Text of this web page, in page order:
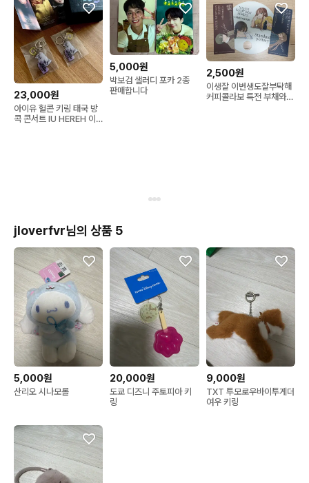
23,000원
아이유 헐콘 키링 태국 방
콕 콘서트 IU HEREH 이
5,000원
박보검 샐러디 포카 2종
판매합니다
2,500원
이생잘 이번생도잘부탁해
커피콜라보 특전 부채와
jloverfvr님의 상품 5
5,000원
산리오 시나모롤
20,000원
도쿄 디즈니 주토피아 키
링
9,000원
TXT 투모로우바이투게더
여우 키링